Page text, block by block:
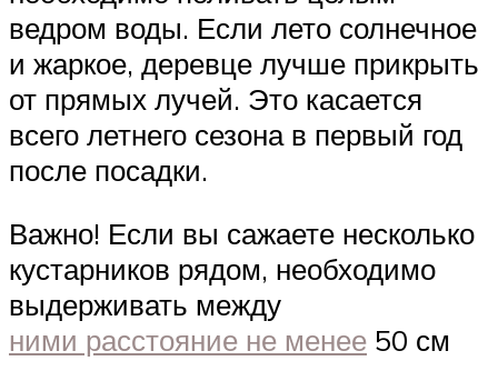
ведром воды. Если лето солнечное
и жаркое, деревце лучше прикрыть
от прямых лучей. Это касается
всего летнего сезона в первый год
после посадки.
Важно! Если вы сажаете несколько
кустарников рядом, необходимо
выдерживать между
ними расстояние не менее 50 см